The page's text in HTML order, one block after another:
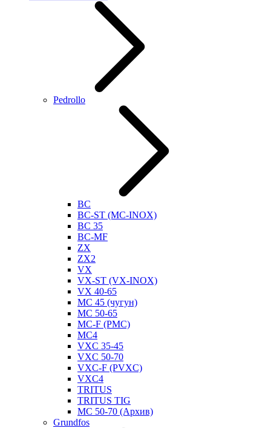
Pedrollo
BC
BC-ST (MC-INOX)
BC 35
BC-MF
ZX
ZX2
VX
VX-ST (VX-INOX)
VX 40-65
MC 45 (чугун)
MC 50-65
MC-F (PMC)
MC4
VXC 35-45
VXC 50-70
VXC-F (PVXC)
VXC4
TRITUS
TRITUS TIG
MC 50-70 (Архив)
Grundfos